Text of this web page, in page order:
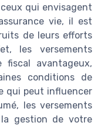
qui envisagent
vie, il est
de leurs efforts
les versements
fiscal avantageux,
conditions de
qui peut influencer
les versements
gestion de votre